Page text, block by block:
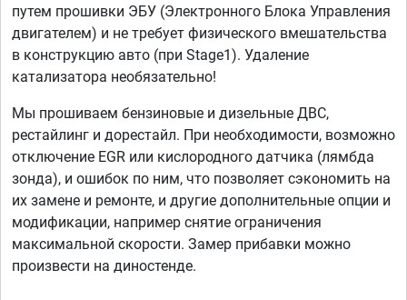
путем прошивки ЭБУ (Электронного Блока Управления
двигателем) и не требует физического вмешательства
в конструкцию авто (при Stage1). Удаление
катализатора необязательно!
Мы прошиваем бензиновые и дизельные ДВС,
рестайлинг и дорестайл. При необходимости, возможно
отключение EGR или кислородного датчика (лямбда
зонда), и ошибок по ним, что позволяет сэкономить на
их замене и ремонте, и другие дополнительные опции и
модификации, например снятие ограничения
максимальной скорости. Замер прибавки можно
произвести на диностенде.